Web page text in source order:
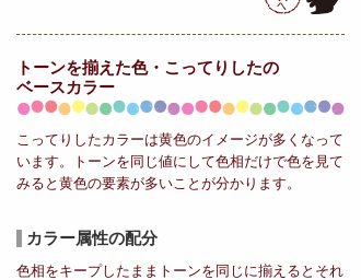
トーンを揃えた色・こってりしたの
ベースカラー
こってりしたカラーは黄色のイメージが多くなって
います。トーンを同じ値にして色相だけで色を見て
みると黄色の要素が多いことが分かります。
カラー属性の配分
色相をキープしたままトーンを同じに揃えるとそれ